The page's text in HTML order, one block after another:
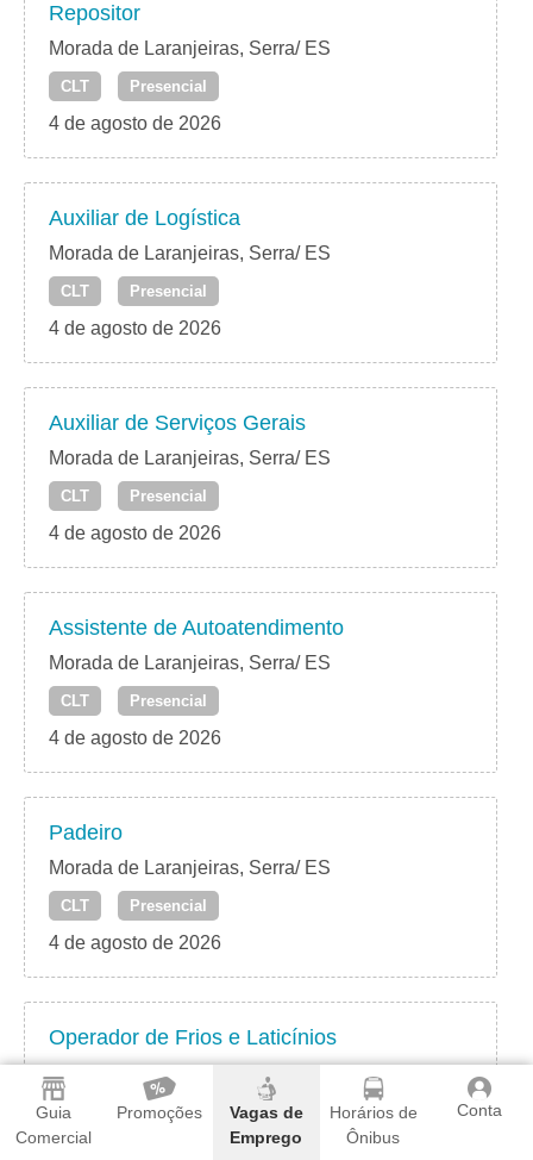
Guia
Comercial
Promoções
Vagas de
Emprego
Horários de
Ônibus
Conta
Repositor
Morada de Laranjeiras, Serra/ ES
CLT Presencial
4 de agosto de 2026
Auxiliar de Logística
Morada de Laranjeiras, Serra/ ES
CLT Presencial
4 de agosto de 2026
Auxiliar de Serviços Gerais
Morada de Laranjeiras, Serra/ ES
CLT Presencial
4 de agosto de 2026
Assistente de Autoatendimento
Morada de Laranjeiras, Serra/ ES
CLT Presencial
4 de agosto de 2026
Padeiro
Morada de Laranjeiras, Serra/ ES
CLT Presencial
4 de agosto de 2026
Operador de Frios e Laticínios
Morada de Laranjeiras, Serra/ ES
CLT Presencial
4 de agosto de 2026